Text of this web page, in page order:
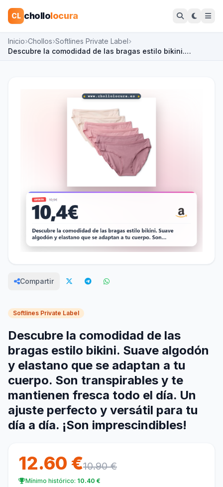
CL chollolocura
Inicio Chollos Softlines Private Label
Descubre la comodidad de las bragas estilo bikini.…
Compartir
Softlines Private Label
Descubre la comodidad de las
bragas estilo bikini. Suave algodón
y elastano que se adaptan a tu
cuerpo. Son transpirables y te
mantienen fresca todo el día. Un
ajuste perfecto y versátil para tu
día a día. ¡Son imprescindibles!
12.60 €10.90 €
Mínimo histórico: 10.40 €